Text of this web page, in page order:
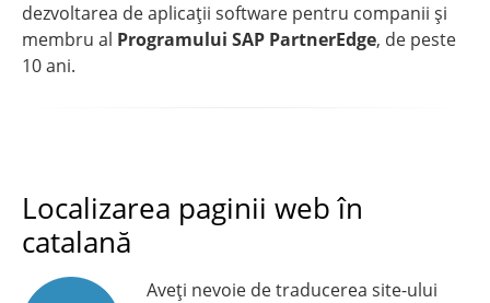
dezvoltarea de aplicații software pentru companii și
membru al Programului SAP PartnerEdge, de peste
10 ani.
Localizarea paginii web în
catalană
Aveți nevoie de traducerea site-ului